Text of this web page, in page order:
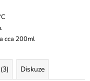
cca 200ml
Diskuze